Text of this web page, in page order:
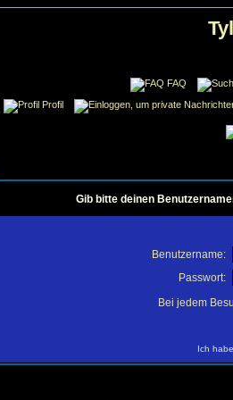
FAQ
Profil
Gib bitte deinen
Benutzername:
Passwort:
Bei jedem
Ich